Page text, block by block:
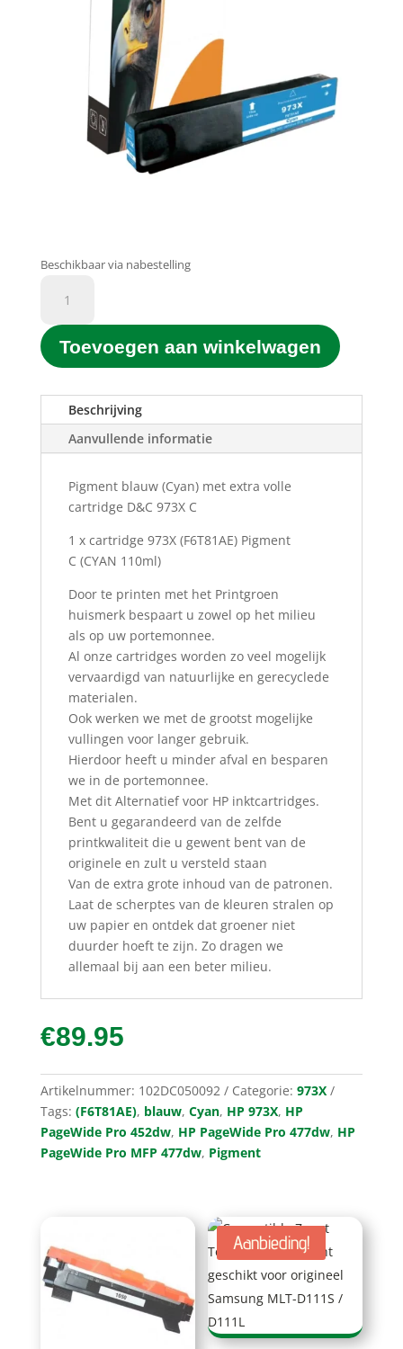
Beschikbaar via nabestelling
Printgroen®
huismerk
973X
(F6T81AE)
Blauw
(Cyan)
aantal
Toevoegen aan winkelwagen
Beschrijving
Aanvullende informatie
Pigment blauw (Cyan) met extra volle
cartridge D&C 973X C
1 x cartridge 973X (F6T81AE) Pigment
C (CYAN 110ml)
Door te printen met het Printgroen
huismerk bespaart u zowel op het milieu
als op uw portemonnee.
Al onze cartridges worden zo veel mogelijk
vervaardigd van natuurlijke en gerecyclede
materialen.
Ook werken we met de grootst mogelijke
vullingen voor langer gebruik.
Hierdoor heeft u minder afval en besparen
we in de portemonnee.
Met dit Alternatief voor HP inktcartridges.
Bent u gegarandeerd van de zelfde
printkwaliteit die u gewent bent van de
originele en zult u versteld staan
Van de extra grote inhoud van de patronen.
Laat de scherptes van de kleuren stralen op
uw papier en ontdek dat groener niet
duurder hoeft te zijn. Zo dragen we
allemaal bij aan een beter milieu.
€89.95
Artikelnummer: 102DC050092 Categorie: 973X
Tags: (F6T81AE), blauw, Cyan, HP 973X, HP
PageWide Pro 452dw, HP PageWide Pro 477dw, HP
PageWide Pro MFP 477dw, Pigment
Aanbieding!